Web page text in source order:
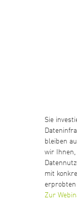
Sie
bleiben
wir
mit
Zur